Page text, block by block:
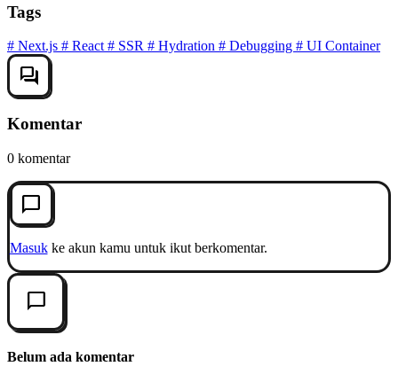
Tags
# Next.js # React # SSR # Hydration # Debugging # UI Container
forum
Komentar
0 komentar
chat_bubble_outline
Masukke akun kamu untuk ikut berkomentar.
chat_bubble_outline
Belum ada komentar